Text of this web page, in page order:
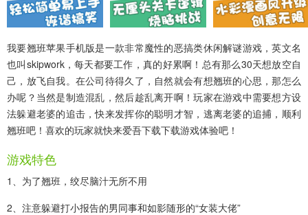
我要翘班苹果手机版是一款非常魔性的恶搞类休闲解谜游戏，英文名
也叫skipwork，每天都要工作，真的好累啊！总有那么30天想放空自
己，放飞自我。在公司待得久了，自然就会有想翘班的心思，那怎么
办呢？当然是制造混乱，然后趁乱离开啊！玩家在游戏中需要想方设
法躲避老婆的追击，快来发挥你的聪明才智，逃离老婆的追捕，顺利
翘班吧！喜欢的玩家就快来爱吾下载下载游戏体验吧！
游戏特色
1、为了翘班，绞尽脑汁无所不用
2、注意躲避打小报告的男同事和如影随形的“女装大佬”